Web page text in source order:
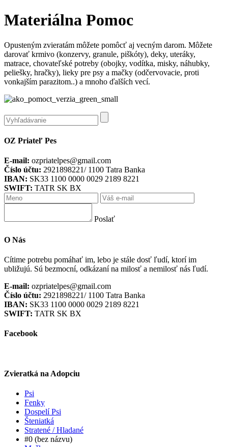
Materiálna Pomoc
Opusteným zvieratám môžete pomôcť aj vecným darom. Môžete
darovať krmivo (konzervy, granule, piškóty), deky, uteráky,
matrace, chovateľské potreby (obojky, vodítka, misky, náhubky,
peliešky, hračky), lieky pre psy a mačky (odčervovacie, proti
vonkajším parazitom..) a mnoho ďalších vecí.
OZ Priateľ Pes
E-mail: ozpriatelpes@gmail.com
Číslo účtu: 2921898221/ 1100 Tatra Banka
IBAN: SK33 1100 0000 0029 2189 8221
SWIFT: TATR SK BX
Poslať
O Nás
Cítime potrebu pomáhať im, lebo je stále dosť ľudí, ktorí im
ubližujú. Sú bezmocní, odkázaní na milosť a nemilosť nás ľudí.
E-mail: ozpriatelpes@gmail.com
Číslo účtu: 2921898221/ 1100 Tatra Banka
IBAN: SK33 1100 0000 0029 2189 8221
SWIFT: TATR SK BX
Facebook
Zvieratká na Adopciu
Psi
Fenky
Dospelí Psi
Šteniatká
Stratené / Hladané
#0 (bez názvu)